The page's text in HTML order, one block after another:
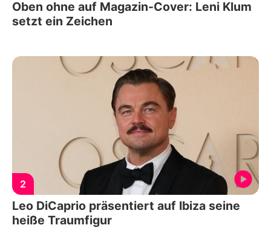
Oben ohne auf Magazin-Cover: Leni Klum
setzt ein Zeichen
2
Leo DiCaprio präsentiert auf Ibiza seine
heiße Traumfigur